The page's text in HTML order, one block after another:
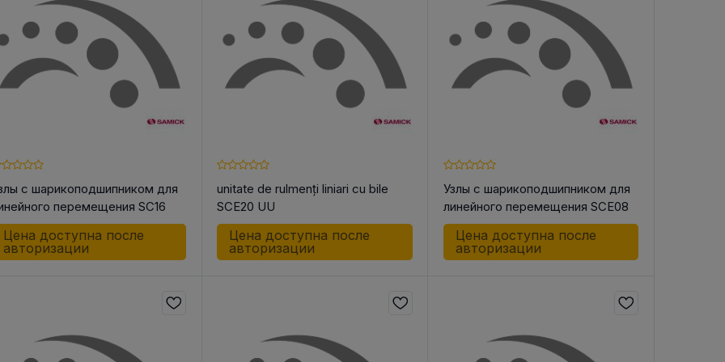
для Цепей
Ремней
АКСЕССУАРЫ ДЛЯ
ЛИНЕЙНОЙ ТЕХНИКИ
ШКИВ РЕМНЯ
Шкив ременной в виде
конической втулки
с шарикоподшипником для
перемещения SC16
Цена доступна после
авторизации
unitate de rulmenți liniari cu bile
SCE20 UU
Цена доступна после
авторизации
Узлы с шарикоподшипником для
линейного перемещения SCE08
WUU
Цена доступна после
авторизации